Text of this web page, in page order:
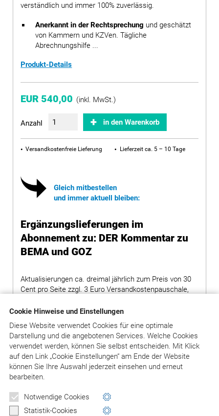
Cookie Hinweise und Einstellungen
Diese Website verwendet Cookies für eine optimale
Darstellung und die angebotenen Services. Welche Cookies
verwendet werden, können Sie selbst entscheiden. Mit Klick
aufden Link „Cookie Einstellungen“ am Ende der Website
können Sie Ihre Auswahl jederzeit einsehen und erneut
bearbeiten.
Notwendige Cookies
Statistik-Cookies
verständlich und immer 100% zuverlässig.
Anerkannt in der Rechtsprechung und geschätzt
von Kammern und KZVen. Tägliche
Abrechnungshilfe ...
Produkt-Details
EUR 540,00 (inkl. MwSt.)
Anzahl in den Warenkorb
Versandkostenfreie Lieferung Lieferzeit ca. 5 – 10 Tage
Gleich mitbestellen
und immer aktuell bleiben:
Ergänzungslieferungen im
Abonnement zu: DER Kommentar zu
BEMA und GOZ
Aktualisierungen ca. dreimal jährlich zum Preis von 30
Cent pro Seite zzgl. 3 Euro Versandkostenpauschale,
Ergänzungslieferungen wird ein Aufschlag von 80,00
Euro auf den Preis des Grundwerks erhoben.
in den Warenkorb
Versandkosten: siehe Beschreibungstext